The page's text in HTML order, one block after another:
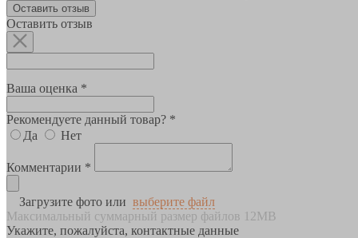
Оставить отзыв
Оставить отзыв
Ваша оценка *
Рекомендуете данный товар? *
Да
Нет
Комментарии *
Загрузите фото или выберите файл
Максимальный суммарный размер файлов 12MB
Укажите, пожалуйста, контактные данные